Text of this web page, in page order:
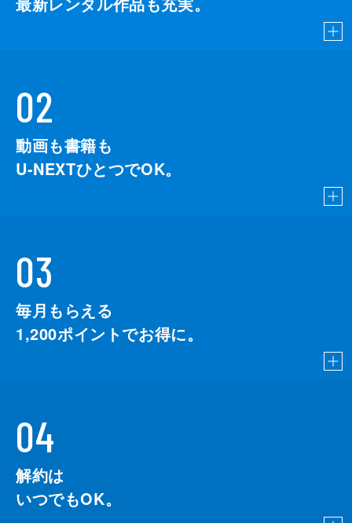
02
動画も書籍も
U-NEXTひとつでOK。
03
毎月もらえる
1,200ポイントでお得に。
04
解約は
いつでもOK。